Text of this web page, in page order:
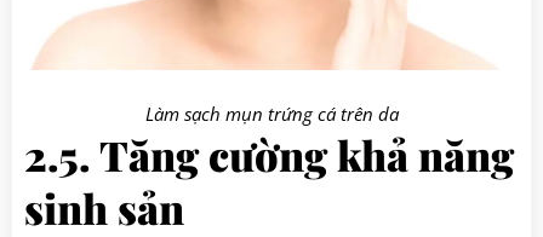
Làm sạch mụn trứng cá trên da
2.5. Tăng cường khả năng
sinh sản